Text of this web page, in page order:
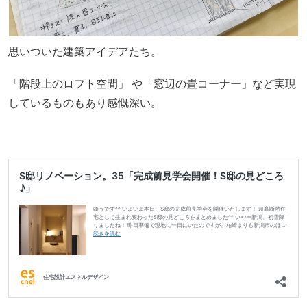
思いついた建築アイデアたち。
「階段上のロフト空間」 や「窓辺の畳コーナー」など実現
しているものもあり感慨深い。